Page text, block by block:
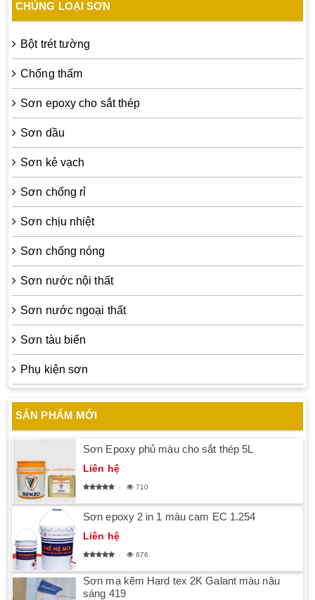
CHỦNG LOẠI SƠN
Bột trét tường
Chống thấm
Sơn epoxy cho sắt thép
Sơn dầu
Sơn kẻ vạch
Sơn chống rỉ
Sơn chịu nhiệt
Sơn chống nóng
Sơn nước nội thất
Sơn nước ngoại thất
Sơn tàu biển
Phụ kiện sơn
SẢN PHẨM MỚI
Sơn Epoxy phủ màu cho sắt thép 5L
Liên hệ
710
Sơn epoxy 2 in 1 màu cam EC 1.254
Liên hệ
676
Sơn mạ kẽm Hard tex 2K Galant màu nâu
sáng 419